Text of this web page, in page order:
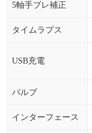
5軸手ブレ補正
タイムラプス
USB充電
バルブ
インターフェース